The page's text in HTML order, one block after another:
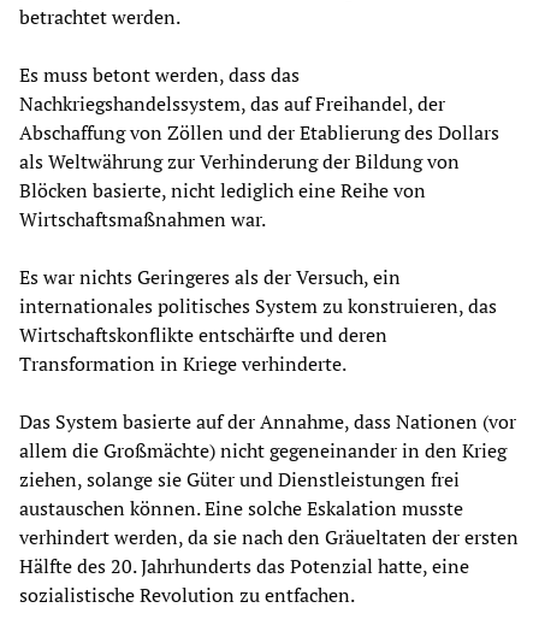
betrachtet werden.
Es muss betont werden, dass das
Nachkriegshandelssystem, das auf Freihandel, der
Abschaffung von Zöllen und der Etablierung des Dollars
als Weltwährung zur Verhinderung der Bildung von
Blöcken basierte, nicht lediglich eine Reihe von
Wirtschaftsmaßnahmen war.
Es war nichts Geringeres als der Versuch, ein
internationales politisches System zu konstruieren, das
Wirtschaftskonflikte entschärfte und deren
Transformation in Kriege verhinderte.
Das System basierte auf der Annahme, dass Nationen (vor
allem die Großmächte) nicht gegeneinander in den Krieg
ziehen, solange sie Güter und Dienstleistungen frei
austauschen können. Eine solche Eskalation musste
verhindert werden, da sie nach den Gräueltaten der ersten
Hälfte des 20. Jahrhunderts das Potenzial hatte, eine
sozialistische Revolution zu entfachen.